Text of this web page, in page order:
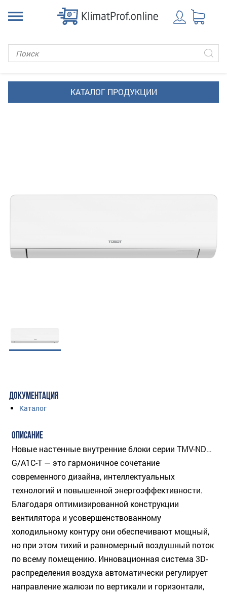
ДОКУМЕНТАЦИЯ
Каталог
ОПИСАНИЕ
Новые настенные внутренние блоки серии TMV-ND…
G/A1C-T — это гармоничное сочетание
современного дизайна, интеллектуальных
технологий и повышенной энергоэффективности.
Благодаря оптимизированной конструкции
вентилятора и усовершенствованному
холодильному контуру они обеспечивают мощный,
но при этом тихий и равномерный воздушный поток
по всему помещению. Инновационная система 3D-
распределения воздуха автоматически регулирует
направление жалюзи по вертикали и горизонтали,